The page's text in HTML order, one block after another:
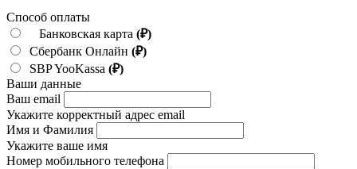
Способ оплаты
Банковская карта (₽)
Сбербанк Онлайн (₽)
SBP YooKassa (₽)
Ваши данные
Ваш email
Укажите корректный адрес email
Имя и Фамилия
Укажите ваше имя
Номер мобильного телефона